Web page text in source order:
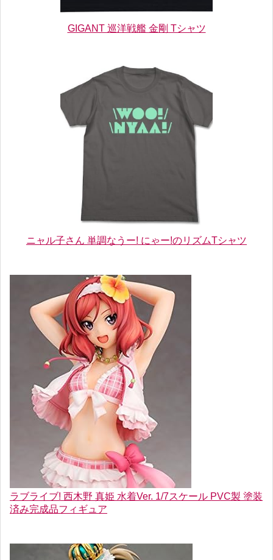
GIGANT 巡洋戦艦 金剛 Tシャツ
ニャル子さん 単調なうー! にゃー!のリズムTシャツ
ラブライブ! 西木野 真姫 水着Ver. 1/7スケール PVC製 塗装
済み完成品フィギュア